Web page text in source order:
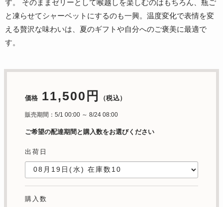
す。 そのままゼリーとして喉越しを楽しむのはもちろん、瓶ご
と凍らせてシャーベットにするのも一興。温度変化で表情を変
える贅沢な味わいは、夏のギフトや自分へのご褒美に最適で
す。
価格 11,500円 （税込）
販売期間：5/1 00:00 ～ 8/24 08:00
ご希望の配達期間と購入数をお選びください
出荷日
購入数